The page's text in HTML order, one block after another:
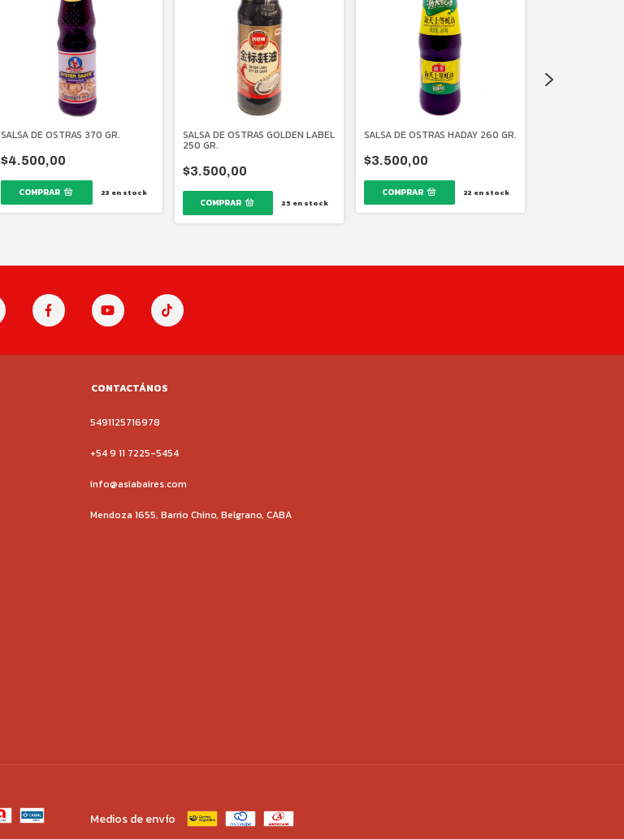
SALSA DE OSTRAS 370 GR.
$4.500,00
23 en stock
SALSA DE OSTRAS GOLDEN LABEL
250 GR.
$3.500,00
25 en stock
SALSA DE OSTRAS HADAY 260 GR.
$3.500,00
22 en stock
CONTACTÁNOS
5491125716978
+54 9 11 7225-5454
info@asiabaires.com
Mendoza 1655, Barrio Chino, Belgrano, CABA
Medios de envío